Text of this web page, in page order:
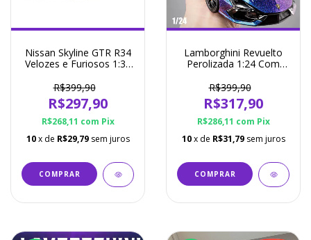
Nissan Skyline GTR R34
Velozes e Furiosos 1:32
R$399,90
R$297,90
R$268,11 com Pix
10 x de R$29,79 sem juros
COMPRAR
Lamborghini Revuelto
Perolizada 1:24 Com
Miniatura 4 Cores
Disponíveis
R$399,90
R$317,90
R$286,11 com Pix
10 x de R$31,79 sem juros
COMPRAR